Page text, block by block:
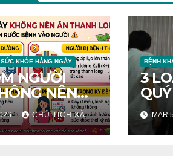
SỨC KHỎE HÀNG NGÀY
NGƯỜI
NÊN
LONG
RƯỚC BỆNH
CHỦ TỊCH XÃ
BỆNH
3
DÀY
MAR